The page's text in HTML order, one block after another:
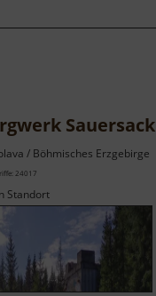
Sauersack
/ Böhmisches Erzgebirge
24017
Standort